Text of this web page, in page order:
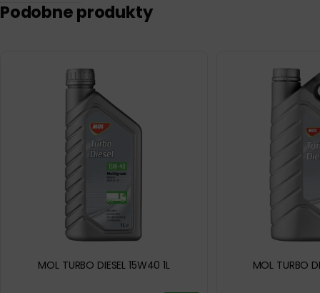
Podobne produkty
MOL TURBO DIESEL 15W40 1L MOL TURBO